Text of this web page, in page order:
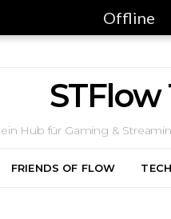
Offline
STFlow
Hub für Gaming &
FRIENDS OF FLOW